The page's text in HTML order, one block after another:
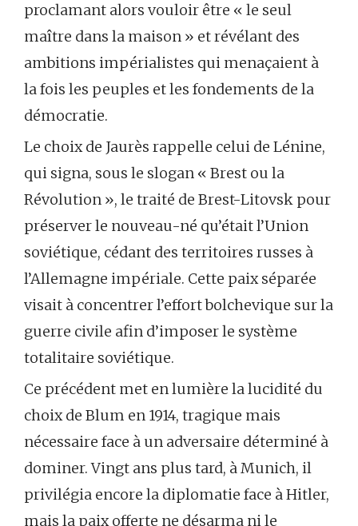
proclamant alors vouloir être « le seul
maître dans la maison » et révélant des
ambitions impérialistes qui menaçaient à
la fois les peuples et les fondements de la
démocratie.
Le choix de Jaurès rappelle celui de Lénine,
qui signa, sous le slogan « Brest ou la
Révolution », le traité de Brest-Litovsk pour
préserver le nouveau-né qu’était l’Union
soviétique, cédant des territoires russes à
l’Allemagne impériale. Cette paix séparée
visait à concentrer l’effort bolchevique sur la
guerre civile afin d’imposer le système
totalitaire soviétique.
Ce précédent met en lumière la lucidité du
choix de Blum en 1914, tragique mais
nécessaire face à un adversaire déterminé à
dominer. Vingt ans plus tard, à Munich, il
privilégia encore la diplomatie face à Hitler,
mais la paix offerte ne désarma ni le